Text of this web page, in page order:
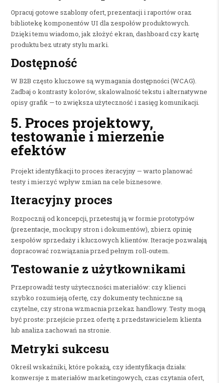
Opracuj gotowe szablony ofert, prezentacji i raportów oraz
bibliotekę komponentów UI dla zespołów produktowych.
Dzięki temu wiadomo, jak złożyć ekran, dashboard czy kartę
produktu bez utraty stylu marki.
Dostępność
W B2B często kluczowe są wymagania dostępności (WCAG).
Zadbaj o kontrasty kolorów, skalowalność tekstu i alternatywne
opisy grafik — to zwiększa użyteczność i zasięg komunikacji.
5. Proces projektowy,
testowanie i mierzenie
efektów
Projekt identyfikacji to proces iteracyjny — warto planować
testy i mierzyć wpływ zmian na cele biznesowe.
Iteracyjny proces
Rozpocznij od koncepcji, przetestuj ją w formie prototypów
(prezentacje, mockupy stron i dokumentów), zbierz opinię
zespołów sprzedaży i kluczowych klientów. Iteracje pozwalają
dopracować rozwiązania przed pełnym roll-outem.
Testowanie z użytkownikami
Przeprowadź testy użyteczności materiałów: czy klienci
szybko rozumieją ofertę, czy dokumenty techniczne są
czytelne, czy strona wzmacnia przekaz handlowy. Testy mogą
być proste: przejście przez ofertę z przedstawicielem klienta
lub analiza zachowań na stronie.
Metryki sukcesu
Określ wskaźniki, które pokażą, czy identyfikacja działa:
konwersje z materiałów marketingowych, czas czytania ofert,